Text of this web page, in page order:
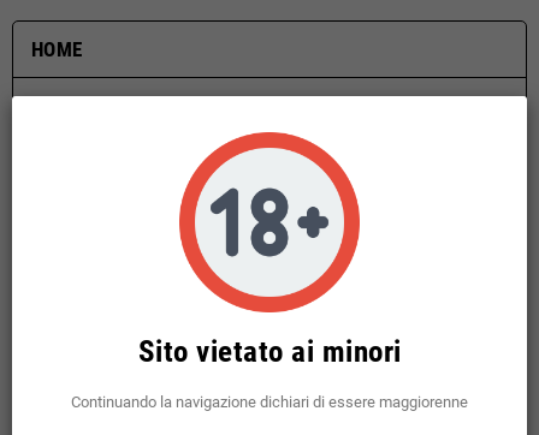
HOME
RICAMBI ATOMIZZATORI
Sito vietato ai minori
Continuando la navigazione dichiari di essere maggiorenne